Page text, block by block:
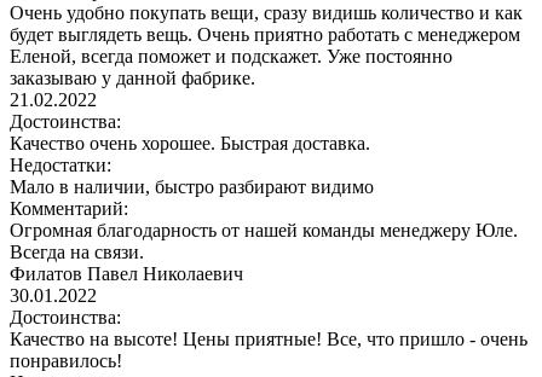
Очень удобно покупать вещи, сразу видишь количество и как
будет выглядеть вещь. Очень приятно работать с менеджером
Еленой, всегда поможет и подскажет. Уже постоянно
заказываю у данной фабрике.
21.02.2022
Достоинства:
Качество очень хорошее. Быстрая доставка.
Недостатки:
Мало в наличии, быстро разбирают видимо
Комментарий:
Огромная благодарность от нашей команды менеджеру Юле.
Всегда на связи.
Филатов Павел Николаевич
30.01.2022
Достоинства:
Качество на высоте! Цены приятные! Все, что пришло - очень
понравилось!